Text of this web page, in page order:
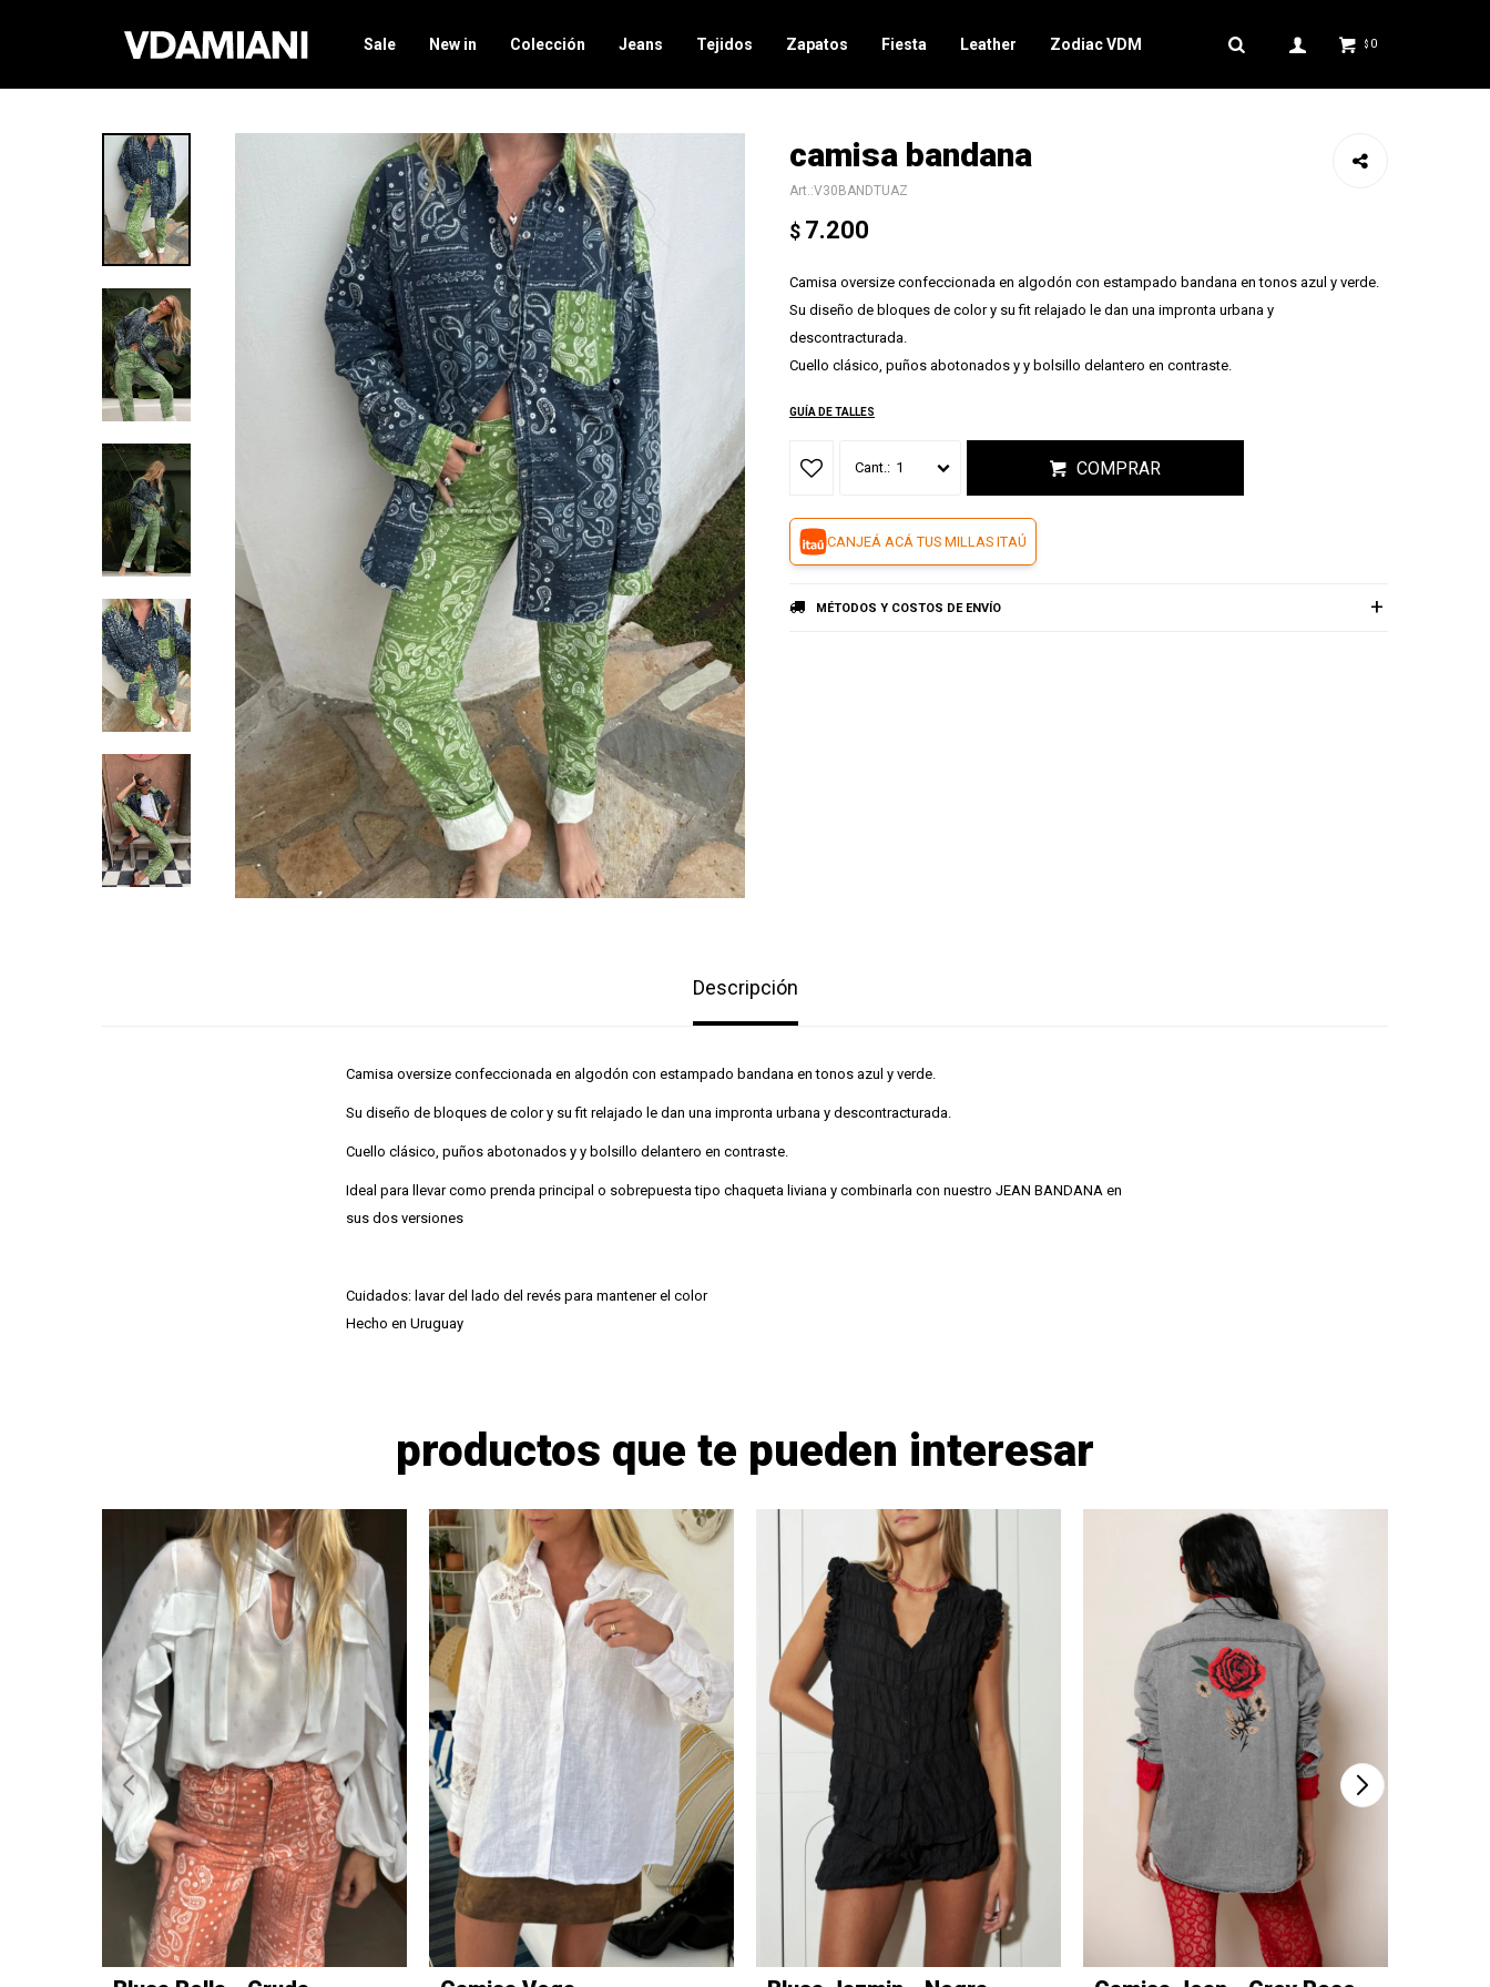
Sale New in Colección Jeans Tejidos Zapatos Fiesta Leather Zodiac VDM $ 0
camisa bandana
V30BANDTUAZ
$ 7.200
Camisa oversize confeccionada en algodón con estampado bandana en tonos azul y verde.
Su diseño de bloques de color y su fit relajado le dan una impronta urbana y
descontracturada.
Cuello clásico, puños abotonados y y bolsillo delantero en contraste.
GUÍA DE TALLES
1 COMPRAR
CANJEÁ ACÁ TUS MILLAS ITAÚ
MÉTODOS Y COSTOS DE ENVÍO
Descripción
Camisa oversize confeccionada en algodón con estampado bandana en tonos azul y verde.
Su diseño de bloques de color y su fit relajado le dan una impronta urbana y descontracturada.
Cuello clásico, puños abotonados y y bolsillo delantero en contraste.
Ideal para llevar como prenda principal o sobrepuesta tipo chaqueta liviana y combinarla con nuestro JEAN BANDANA en
sus dos versiones
Cuidados: lavar del lado del revés para mantener el color
Hecho en Uruguay
productos que te pueden interesar